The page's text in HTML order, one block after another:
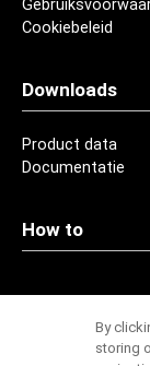
Cookiebeleid
Downloads
Product data
Documentatie
How to
Contact
By
storing